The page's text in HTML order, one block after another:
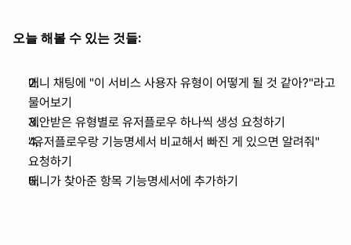
오늘 해볼 수 있는 것들:
매니 채팅에 "이 서비스 사용자 유형이 어떻게 될 것 같아?"라고
물어보기
제안받은 유형별로 유저플로우 하나씩 생성 요청하기
"유저플로우랑 기능명세서 비교해서 빠진 게 있으면 알려줘"
요청하기
매니가 찾아준 항목 기능명세서에 추가하기